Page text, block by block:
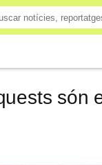
són